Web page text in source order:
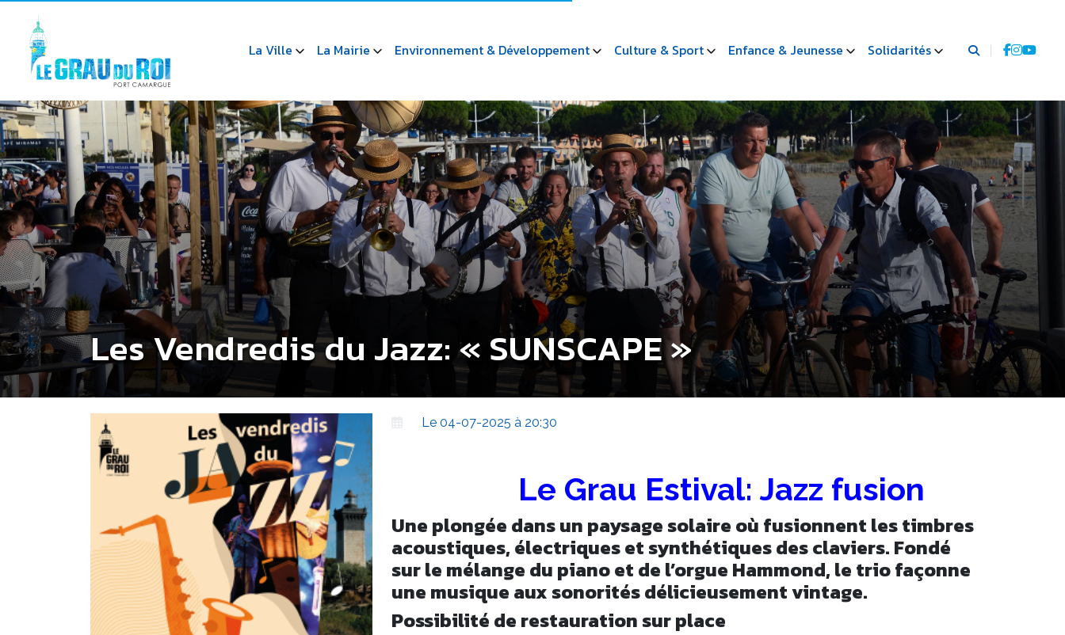
La Ville La Mairie Environnement & Développement Culture & Sport Enfance & Jeunesse Solidarités
Les Vendredis du Jazz: « SUNSCAPE »
Le 04-07-2025 à 20:30
Le Grau Estival: Jazz fusion
Une plongée dans un paysage solaire où fusionnent les timbres
acoustiques, électriques et synthétiques des claviers. Fondé
sur le mélange du piano et de l’orgue Hammond, le trio façonne
une musique aux sonorités délicieusement vintage.
Possibilité de restauration sur place